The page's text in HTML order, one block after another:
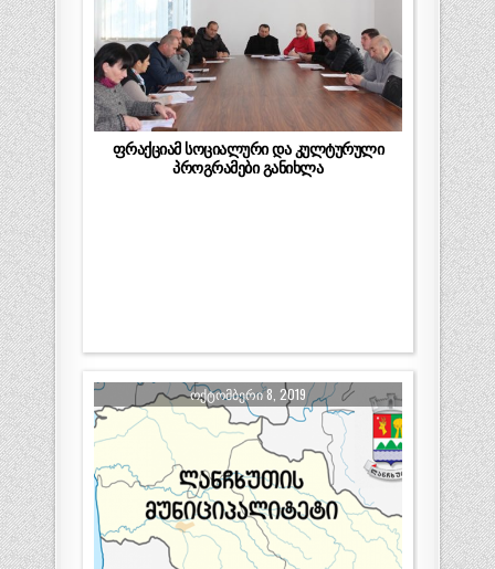
ფრაქციამ სოციალური და კულტურული
პროგრამები განიხლა
ᲝᲥᲢᲝᲛᲑᲔᲠᲘ 8, 2019